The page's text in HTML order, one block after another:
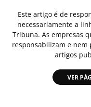
Este artigo é de
necessariamente a
Tribuna. As empresas
responsabilizam e nem
artigos
VER